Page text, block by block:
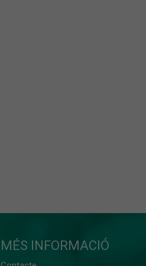
MÉS INFORMACIÓ